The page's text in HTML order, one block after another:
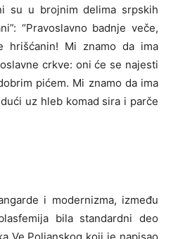
su u brojnim delima srpskih
“Pravoslavno badnje veče,
hrišćanin! Mi znamo da ima
crkve: oni će se najesti
pićem. Mi znamo da ima
uz hleb komad sira i parče
i modernizma, između
bila standardni deo